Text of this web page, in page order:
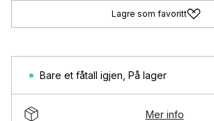
Lagre som favoritt
Bare et fåtall igjen På lager
Mer info